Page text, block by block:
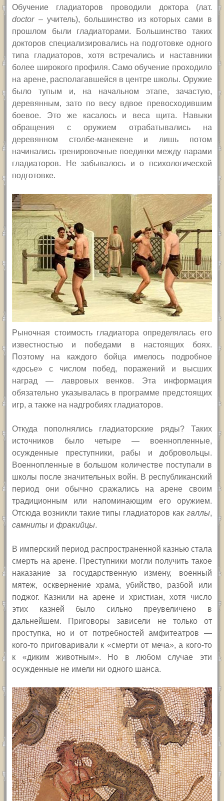
Обучение гладиаторов проводили доктора (лат.
doctor–учитель), большинство из которых сами в
прошлом были гладиаторами. Большинство таких
докторов специализировались на подготовке одного
типа гладиаторов, хотя встречались и наставники
более широкого профиля.Само обучение проходило
на арене, располагавшейся в центре школы. Оружие
было тупым и, на начальном этапе, зачастую,
деревянным, зато по весу вдвое превосходившим
боевое. Это же касалось и веса щита. Навыки
обращения с оружием отрабатывались на
деревянном столбе-манекене и лишь потом
начинались тренировочные поединки между парами
гладиаторов. Не забывалось и о психологической
подготовке.
Рыночная стоимость гладиатора определялась его
известностью и победами в настоящих боях.
Поэтому на каждого бойца имелось подробное
«досье» с числом побед, поражений и высших
наград — лавровых венков. Эта информация
обязательно указывалась в программе предстоящих
игр, а также на надгробиях гладиаторов.
Откуда пополнялись гладиаторские ряды? Таких
источников было четыре — военнопленные,
осужденные преступники, рабы и добровольцы.
Военнопленные в большом количестве поступали в
школы после значительных войн. В республиканский
период они обычно сражались на арене своим
традиционным или напоминающим его оружием.
Отсюда возникли такие типы гладиаторов как галлы,
самниты ифракийцы.
В имперский период распространенной казнью стала
смерть на арене. Преступники могли получить такое
наказание за государственную измену, военный
мятеж, осквернение храма, убийство, разбой или
поджог. Казнили на арене и христиан, хотя число
этих казней было сильно преувеличено в
дальнейшем. Приговоры зависели не только от
проступка, но и от потребностей амфитеатров —
кого-то приговаривали к «смерти от меча», а кого-то
к «диким животным». Но в любом случае эти
осужденные не имели ни одного шанса.